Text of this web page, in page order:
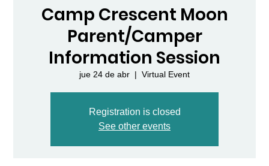
Camp Crescent Moon
Parent/Camper
Information Session
jue 24 de abr
  |
Virtual Event
Registration is closed
See other events